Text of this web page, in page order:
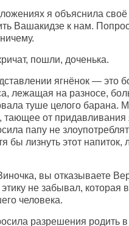
я объяснила
Вашакидзе к нам.
пошли, доченька.
ягнёнок — это
лежащая на разносе,
туше целого барана.
от придавливания
папу не
бы лизнуть этот напиток,
вы отказываете
не забывал, которая
человека.
разрешения родить